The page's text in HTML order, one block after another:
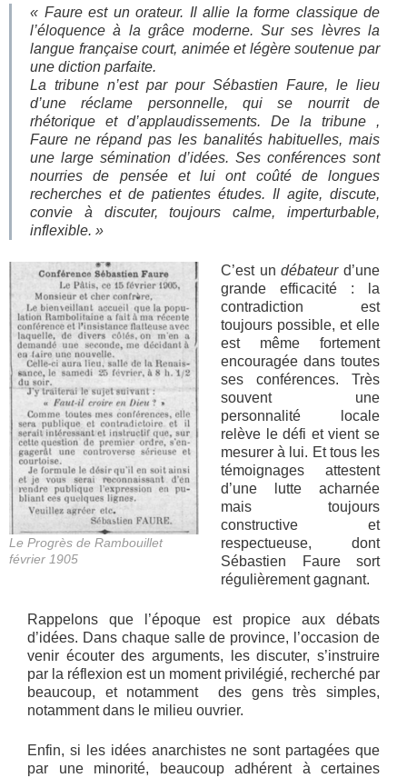
« Faure est un orateur. Il allie la forme classique de
l’éloquence à la grâce moderne. Sur ses lèvres la
langue française court, animée et légère soutenue par
une diction parfaite.
La tribune n’est par pour Sébastien Faure, le lieu
d’une réclame personnelle, qui se nourrit de
rhétorique et d’applaudissements. De la tribune ,
Faure ne répand pas les banalités habituelles, mais
une large sémination d’idées. Ses conférences sont
nourries de pensée et lui ont coûté de longues
recherches et de patientes études. Il agite, discute,
convie à discuter, toujours calme, imperturbable,
inflexible. »
Le Progrès de Rambouillet
février 1905
C’est undébateurd’une
grande efficacité : la
contradiction est
toujours possible, et elle
est même fortement
encouragée dans toutes
ses conférences. Très
souvent une
personnalité locale
relève le défi et vient se
mesurer à lui. Et tous les
témoignages attestent
d’une lutte acharnée
mais toujours
constructive et
respectueuse, dont
Sébastien Faure sort
régulièrement gagnant.
Rappelons que l’époque est propice aux débats
d’idées. Dans chaque salle de province, l’occasion de
venir écouter des arguments, les discuter, s’instruire
par la réflexion est un moment privilégié, recherché par
beaucoup, et notamment des gens très simples,
notamment dans le milieu ouvrier.
Enfin, si les idées anarchistes ne sont partagées que
par une minorité, beaucoup adhérent à certaines